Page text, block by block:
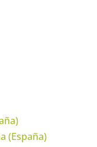
(España)